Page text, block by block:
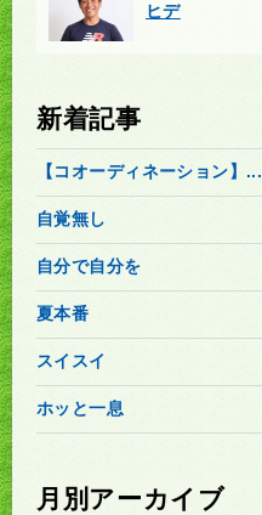
ヒデ
新着記事
【コオーディネーション】...
自覚無し
自分で自分を
夏本番
スイスイ
ホッと一息
月別アーカイブ